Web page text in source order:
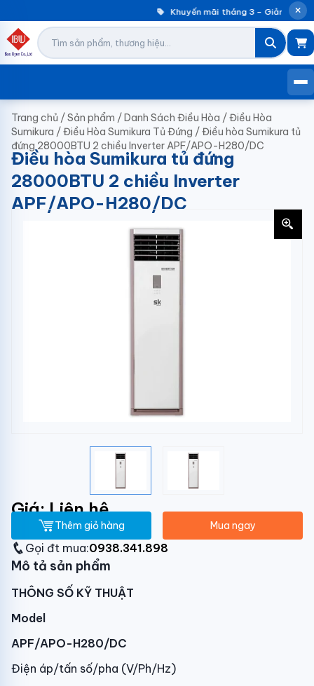
Khuyến mãi tháng 3 – Giảm đến
Trang chủ /Sản phẩm /Danh Sách Điều Hòa /Điều Hòa
Sumikura /Điều Hòa Sumikura Tủ Đứng /Điều hòa Sumikura tủ
đứng 28000BTU 2 chiều Inverter APF/APO-H280/DC
Điều hòa Sumikura tủ đứng
28000BTU 2 chiều Inverter
APF/APO-H280/DC
Giá: Liên hệ
Thêm giỏ hàng Mua ngay
Gọi đt mua:0938.341.898
Mô tả sản phẩm
THÔNG SỐ KỸ THUẬT
Model
APF/APO-H280/DC
Điện áp/tấn số/pha (V/Ph/Hz)